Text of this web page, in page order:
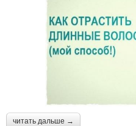
читать дальше →